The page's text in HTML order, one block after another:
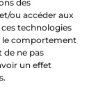
des
ou accéder aux
technologies
le comportement
de ne pas
un effet